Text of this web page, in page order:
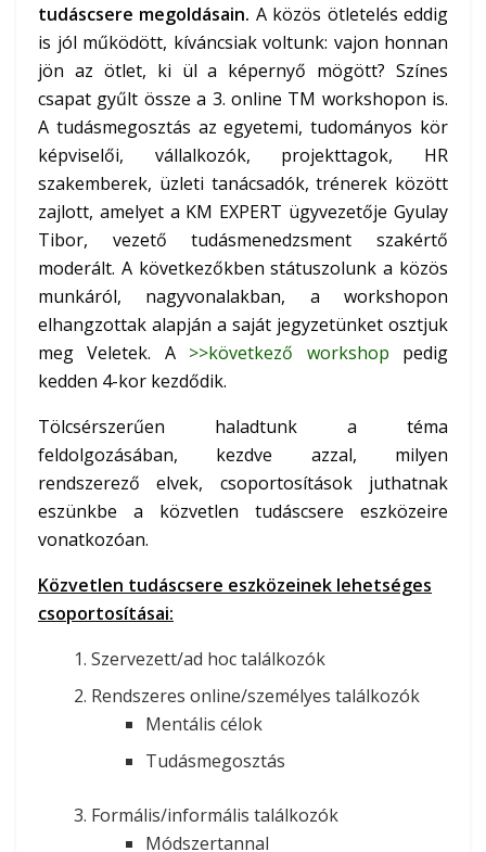
tudáscsere megoldásain. A közös ötletelés eddig
is jól működött, kíváncsiak voltunk: vajon honnan
jön az ötlet, ki ül a képernyő mögött? Színes
csapat gyűlt össze a 3. online TM workshopon is.
A tudásmegosztás az egyetemi, tudományos kör
képviselői, vállalkozók, projekttagok, HR
szakemberek, üzleti tanácsadók, trénerek között
zajlott, amelyet a KM EXPERT ügyvezetője Gyulay
Tibor, vezető tudásmenedzsment szakértő
moderált. A következőkben státuszolunk a közös
munkáról, nagyvonalakban, a workshopon
elhangzottak alapján a saját jegyzetünket osztjuk
meg Veletek. A >>következő workshop pedig
kedden 4-kor kezdődik.
Tölcsérszerűen haladtunk a téma
feldolgozásában, kezdve azzal, milyen
rendszerező elvek, csoportosítások juthatnak
eszünkbe a közvetlen tudáscsere eszközeire
vonatkozóan.
Közvetlen tudáscsere eszközeinek lehetséges
csoportosításai:
Szervezett/ad hoc találkozók
Rendszeres online/személyes találkozók
Mentális célok
Tudásmegosztás
Formális/informális találkozók
Módszertannal